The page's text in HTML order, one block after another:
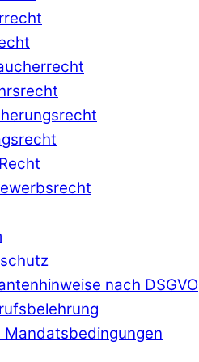
nach DSGVO
Mandatsbedingungen